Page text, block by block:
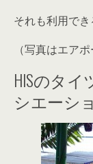
それも利用でき
（写真はエア
HISのタ
シエーシ